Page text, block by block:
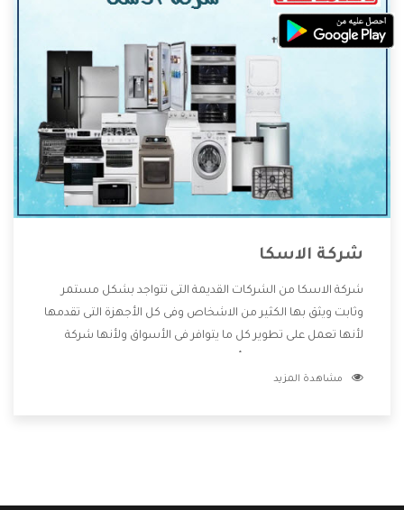
شركة الاسكا
شركة الاسكا من الشركات القديمة التى تتواجد بشكل مستمر
وثابت ويثق بها الكثير من الاشخاص وفى كل الأجهزة التى تقدمها
لأنها تعمل على تطوير كل ما يتوافر فى الأسواق ولأنها شركة
وتقدم للعملاء أقوى العروض والخصومات التى تسهل على
مشاهدة المزيد